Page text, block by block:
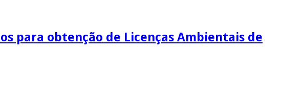
para obtenção de Licenças Ambientais de